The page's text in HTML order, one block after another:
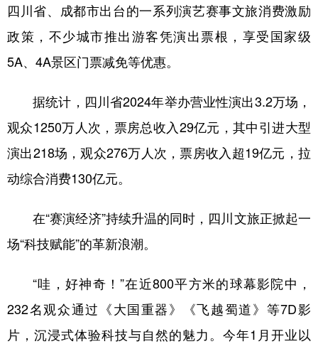
四川省、成都市出台的一系列演艺赛事文旅消费激励
政策，不少城市推出游客凭演出票根，享受国家级
5A、4A景区门票减免等优惠。
据统计，四川省2024年举办营业性演出3.2万场，
观众1250万人次，票房总收入29亿元，其中引进大型
演出218场，观众276万人次，票房收入超19亿元，拉
动综合消费130亿元。
在“赛演经济”持续升温的同时，四川文旅正掀起一
场“科技赋能”的革新浪潮。
“哇，好神奇！”在近800平方米的球幕影院中，
232名观众通过《大国重器》《飞越蜀道》等7D影
片，沉浸式体验科技与自然的魅力。今年1月开业以